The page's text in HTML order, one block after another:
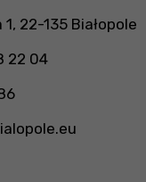
1, 22-135 Białopole
22 04